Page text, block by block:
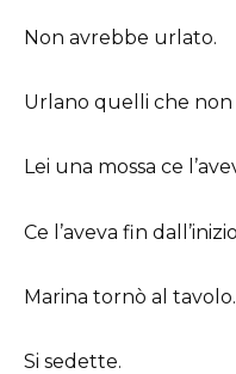
Non avrebbe urlato.
Urlano quelli che non
Lei una mossa ce
Ce l’aveva fin
Marina tornò al tavolo.
Si sedette.